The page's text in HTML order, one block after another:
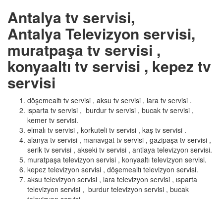
Antalya tv servisi,
Antalya Televizyon servisi,
muratpaşa tv servisi ,
konyaaltı tv servisi , kepez tv
servisi
döşemealtı tv servisi , aksu tv servisi , lara tv servisi .
ısparta tv servisi , burdur tv servisi , bucak tv servisi ,
kemer tv servisi.
elmalı tv servisi , korkuteli tv servisi , kaş tv servisi .
alanya tv servisi , manavgat tv servisi , gazipaşa tv servisi ,
serik tv servisi , akseki tv servisi , antlaya televizyon servisi.
muratpaşa televizyon servisi , konyaaltı televizyon servisi.
kepez televizyon servisi , döşemealtı televizyon servisi.
aksu televizyon servisi , lara televizyon servisi , ısparta
televizyon servisi , burdur televizyon servisi , bucak